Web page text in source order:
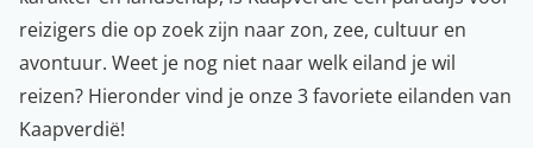
reizigers die op zoek zijn naar zon, zee, cultuur en
avontuur. Weet je nog niet naar welk eiland je wil
reizen? Hieronder vind je onze 3 favoriete eilanden van
Kaapverdië!